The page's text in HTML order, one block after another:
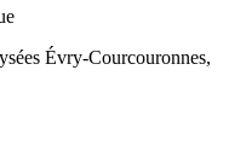
Évry-Courcouronnes,